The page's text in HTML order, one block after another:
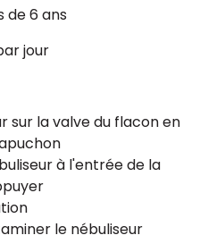
de 6 ans
jour
sur la valve du flacon en
à l'entrée de la
le nébuliseur